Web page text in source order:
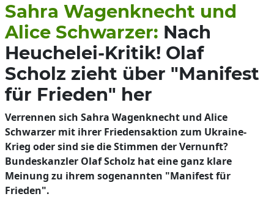
Sahra Wagenknecht und
Alice Schwarzer: Nach
Heuchelei-Kritik! Olaf
Scholz zieht über "Manifest
für Frieden" her
Verrennen sich Sahra Wagenknecht und Alice
Schwarzer mit ihrer Friedensaktion zum Ukraine-
Krieg oder sind sie die Stimmen der Vernunft?
Bundeskanzler Olaf Scholz hat eine ganz klare
Meinung zu ihrem sogenannten "Manifest für
Frieden".